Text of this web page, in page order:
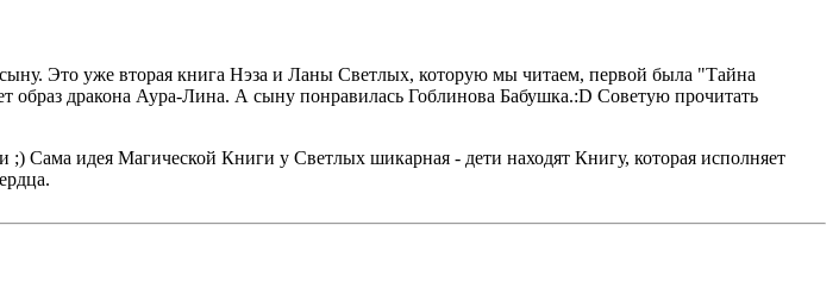
Это уже вторая книга Нэза и Ланы Светлых, которую мы читаем, первой была "Тайна
дракона Аура-Лина. А сыну понравилась Гоблинова Бабушка.:D Советую прочитать
Сама идея Магической Книги у Светлых шикарная - дети находят Книгу, которая исполняет